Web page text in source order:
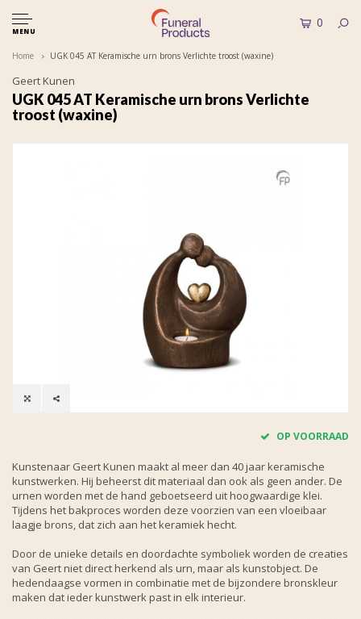
MENU
0
Home UGK 045 AT Keramische urn brons Verlichte troost (waxine)
Geert Kunen
UGK 045 AT Keramische urn brons Verlichte
troost (waxine)
OP VOORRAAD
Kunstenaar Geert Kunen maakt al meer dan 40 jaar keramische
kunstwerken. Hij beheerst dit materiaal dan ook als geen ander. De
urnen worden met de hand geboetseerd uit hoogwaardige klei.
Tijdens het bakproces worden deze voorzien van een vloeibaar
laagje brons, dat zich aan het keramiek hecht.
Door de unieke details en doordachte symboliek worden de creaties
van Geert niet direct herkend als urn, maar als kunstobject. De
hedendaagse vormen in combinatie met de bijzondere bronskleur
maken dat ieder kunstwerk past in elk interieur.